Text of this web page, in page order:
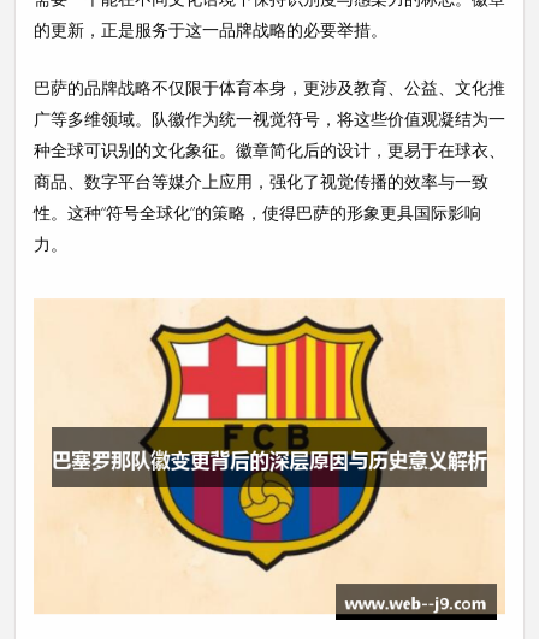
的更新，正是服务于这一品牌战略的必要举措。
巴萨的品牌战略不仅限于体育本身，更涉及教育、公益、文化推
广等多维领域。队徽作为统一视觉符号，将这些价值观凝结为一
种全球可识别的文化象征。徽章简化后的设计，更易于在球衣、
商品、数字平台等媒介上应用，强化了视觉传播的效率与一致
性。这种“符号全球化”的策略，使得巴萨的形象更具国际影响
力。